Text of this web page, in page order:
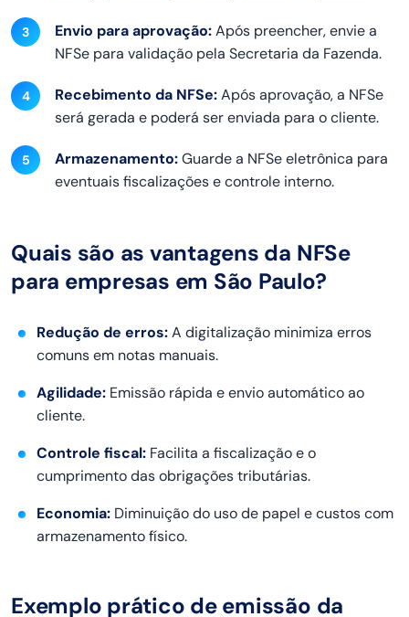
Envio para aprovação:Após preencher, envie a
NFSe para validação pela Secretaria da Fazenda.
Recebimento da NFSe:Após aprovação, a NFSe
será gerada e poderá ser enviada para o cliente.
Armazenamento:Guarde a NFSe eletrônica para
eventuais fiscalizações e controle interno.
Quais são as vantagens da NFSe
para empresas em São Paulo?
Redução de erros:A digitalização minimiza erros
comuns em notas manuais.
Agilidade: Emissão rápida e envio automático ao
cliente.
Controle fiscal: Facilita a fiscalização e o
cumprimento das obrigações tributárias.
Economia: Diminuição do uso de papel e custos com
armazenamento físico.
Exemplo prático de emissão da